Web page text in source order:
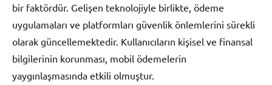
bir faktördür. Gelişen teknolojiyle birlikte, ödeme
uygulamaları ve platformları güvenlik önlemlerini sürekli
olarak güncellemektedir. Kullanıcıların kişisel ve finansal
bilgilerinin korunması, mobil ödemelerin
yaygınlaşmasında etkili olmuştur.